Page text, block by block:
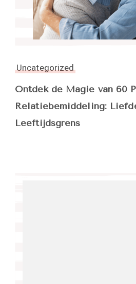
Uncategorized
Ontdek de Magie van 60
Relatiebemiddeling:
Leeftijdsgrens